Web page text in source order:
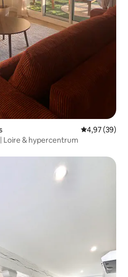
Gemiddelde
4,97 (39)
Loire & hypercentrum